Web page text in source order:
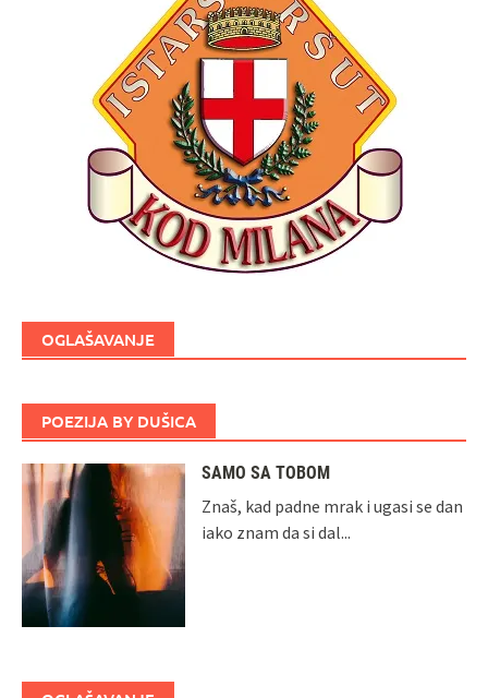
OGLAŠAVANJE
POEZIJA BY DUŠICA
SAMO SA TOBOM
Znaš, kad padne mrak i ugasi se dan
iako znam da si dal...